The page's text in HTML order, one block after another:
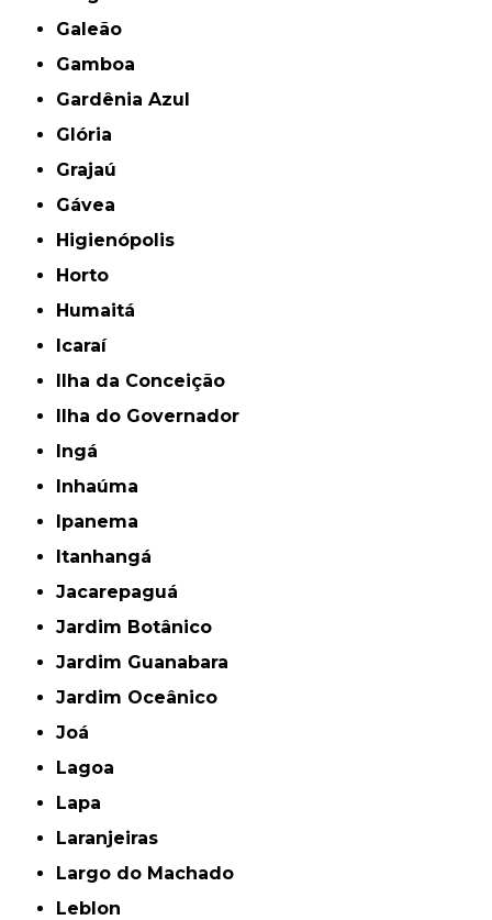
Galeão
Gamboa
Gardênia Azul
Glória
Grajaú
Gávea
Higienópolis
Horto
Humaitá
Icaraí
Ilha da Conceição
Ilha do Governador
Ingá
Inhaúma
Ipanema
Itanhangá
Jacarepaguá
Jardim Botânico
Jardim Guanabara
Jardim Oceânico
Joá
Lagoa
Lapa
Laranjeiras
Largo do Machado
Leblon